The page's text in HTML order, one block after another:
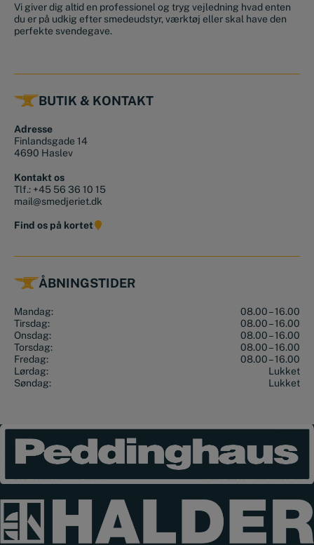
Vi giver dig altid en professionel og tryg vejledning hvad enten
du er på udkig efter smedeudstyr, værktøj eller skal have den
perfekte svendegave.
BUTIK & KONTAKT
Adresse
Finlandsgade 14
4690 Haslev
Kontakt os
Tlf.: +45 56 36 10 15
mail@smedjeriet.dk
Find os på kortet
ÅBNINGSTIDER
Mandag:
08.00 – 16.00
Tirsdag:
08.00 – 16.00
Onsdag:
08.00 – 16.00
Torsdag:
08.00 – 16.00
Fredag:
08.00 – 16.00
Lørdag:
Lukket
Søndag:
Lukket